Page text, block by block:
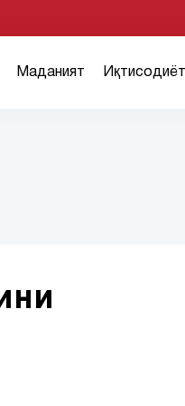
Маданият Иқтисодиёт